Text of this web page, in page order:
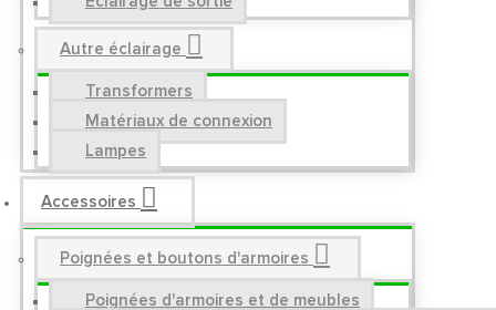
Autre éclairage
Transformers
Matériaux de connexion
Lampes
Accessoires
Poignées et boutons d'armoires
Poignées d'armoires et de meubles